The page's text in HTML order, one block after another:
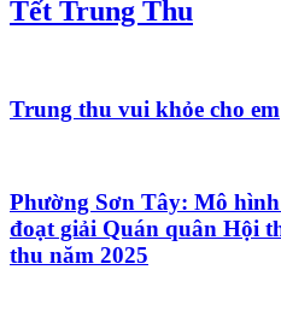
Tết Trung Thu
Trung thu vui khỏe cho em
Phường Sơn Tây: Mô
đoạt giải Quán quân Hội
thu năm 2025